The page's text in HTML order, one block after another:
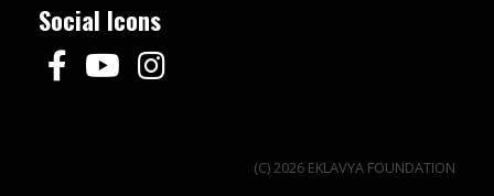
Social Icons
(C) 2026 EKLAVYA FOUNDATION